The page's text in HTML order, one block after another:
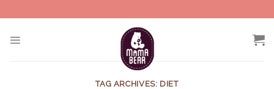
to
TAG ARCHIVES: DIET